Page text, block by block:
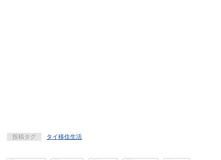
投稿タグ タイ移住生活